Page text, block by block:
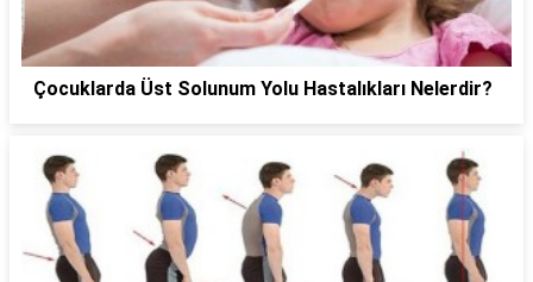
Çocuklarda Üst Solunum Yolu Hastalıkları Nelerdir?